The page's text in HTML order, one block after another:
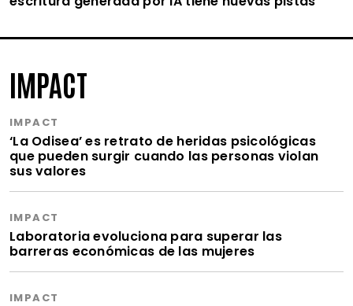
IMPACT
IMPACT
‘La Odisea’ es retrato de heridas psicológicas
que pueden surgir cuando las personas violan
sus valores
IMPACT
Laboratoria evoluciona para superar las
barreras económicas de las mujeres
IMPACT